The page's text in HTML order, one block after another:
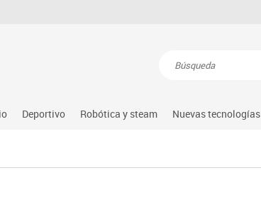
Deportivo Robótica y steam Nuevas tecnologías